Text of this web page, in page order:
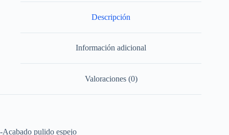
cantidad
Descripción
Información adicional
Valoraciones (0)
-Acabado pulido espejo